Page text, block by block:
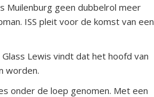
Muilenburg geen dubbelrol meer
ISS pleit voor de komst van een
Lewis vindt dat het hoofd van
worden.
onder de loep genomen. Met een